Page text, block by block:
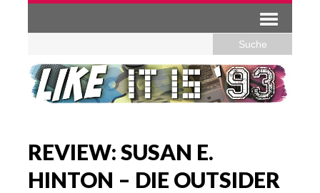
REVIEW: SUSAN E.
HINTON – DIE OUTSIDER